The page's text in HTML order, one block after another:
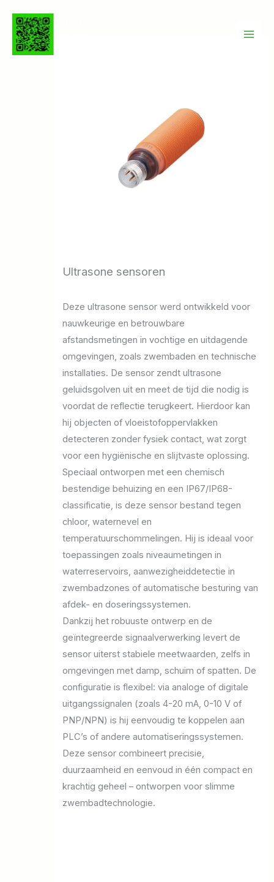
naar
inhoud
Ultrasone sensoren
Deze ultrasone sensor werd ontwikkeld voor
nauwkeurige en betrouwbare
afstandsmetingen in vochtige en uitdagende
omgevingen, zoals zwembaden en technische
installaties. De sensor zendt ultrasone
geluidsgolven uit en meet de tijd die nodig is
voordat de reflectie terugkeert. Hierdoor kan
hij objecten of vloeistofoppervlakken
detecteren zonder fysiek contact, wat zorgt
voor een hygiënische en slijtvaste oplossing.
Speciaal ontworpen met een chemisch
bestendige behuizing en een IP67/IP68-
classificatie, is deze sensor bestand tegen
chloor, waternevel en
temperatuurschommelingen. Hij is ideaal voor
toepassingen zoals niveaumetingen in
waterreservoirs, aanwezigheiddetectie in
zwembadzones of automatische besturing van
afdek- en doseringssystemen.
Dankzij het robuuste ontwerp en de
geïntegreerde signaalverwerking levert de
sensor uiterst stabiele meetwaarden, zelfs in
omgevingen met damp, schuim of spatten. De
configuratie is flexibel: via analoge of digitale
uitgangssignalen (zoals 4-20 mA, 0-10 V of
PNP/NPN) is hij eenvoudig te koppelen aan
PLC’s of andere automatiseringssystemen.
Deze sensor combineert precisie,
duurzaamheid en eenvoud in één compact en
krachtig geheel – ontworpen voor slimme
zwembadtechnologie.